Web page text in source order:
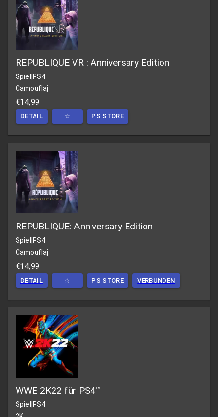
REPUBLIQUE VR : Anniversary Edition
Spiel|PS4
Camouflaj
€14,99
DETAIL ☆ PS STORE
REPUBLIQUE: Anniversary Edition
Spiel
PS4
Camouflaj
€14,99
DETAIL ☆ PS STORE VERBUNDEN
WWE 2K22 für PS4™
Spiel|PS4